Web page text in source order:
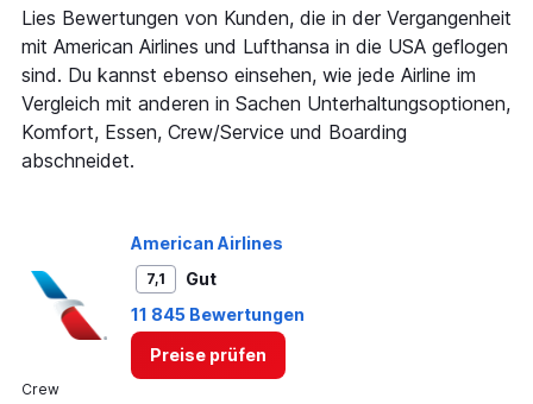
has
1
Y
axis
displaying
values.
Range:
10
Lies Bewertungen von Kunden, die in der Vergangenheit
mit American Airlines und Lufthansa in die USA geflogen
sind. Du kannst ebenso einsehen, wie jede Airline im
Vergleich mit anderen in Sachen Unterhaltungsoptionen,
Komfort, Essen, Crew/Service und Boarding
abschneidet.
American Airlines
7,1
Gut
11 845 Bewertungen
Preise prüfen
Crew